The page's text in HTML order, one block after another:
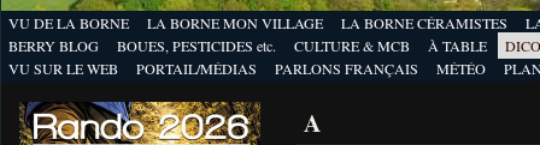
VU DE LA BORNE LA BORNE MON VILLAGE LA BORNE CÉRAMISTES
BERRY BLOG
BOUES, PESTICIDES etc. CULTURE & MCB À TABLE
VU SUR LE WEB
PORTAIL/MÉDIAS PARLONS FRANÇAIS MÉTÉO
A